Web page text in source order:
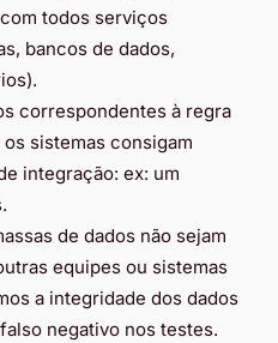
todos serviços
bancos de dados,
correspondentes à regra
sistemas consigam
integração: ex: um
de dados não sejam
equipes ou sistemas
a integridade dos dados
negativo nos testes.